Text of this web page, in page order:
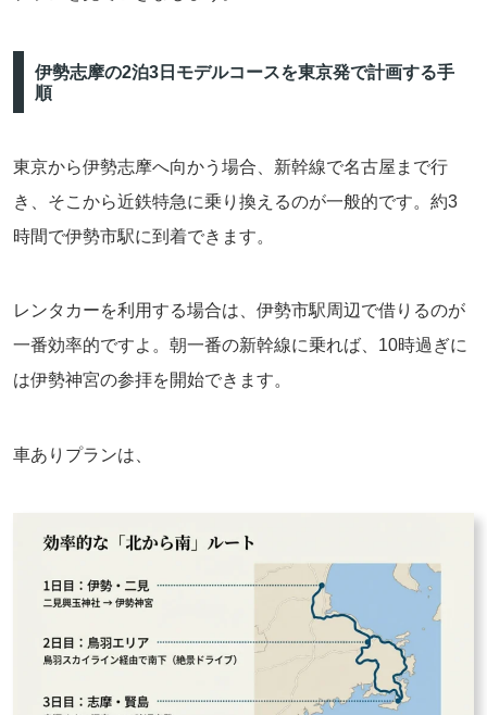
伊勢志摩の2泊3日モデルコースを東京発で計画する手
順
東京から伊勢志摩へ向かう場合、新幹線で名古屋まで行
き、そこから近鉄特急に乗り換えるのが一般的です。約3
時間で伊勢市駅に到着できます。
レンタカーを利用する場合は、伊勢市駅周辺で借りるのが
一番効率的ですよ。朝一番の新幹線に乗れば、10時過ぎに
は伊勢神宮の参拝を開始できます。
車ありプランは、